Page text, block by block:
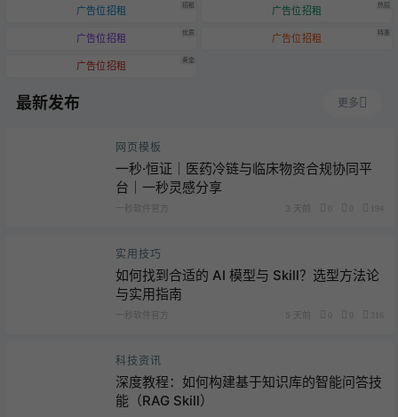
广告位招租 招租 广告位招租 热招
广告位招租 优质 广告位招租 特惠
广告位招租 黄金
最新发布 更多
网页模板
一秒·恒证｜医药冷链与临床物资合规协同平
台｜一秒灵感分享
一秒软件官方 194
实用技巧
如何找到合适的 AI 模型与 Skill？选型方法论
与实用指南
一秒软件官方 5 天前 316
科技资讯
深度教程：如何构建基于知识库的智能问答技
能（RAG Skill）